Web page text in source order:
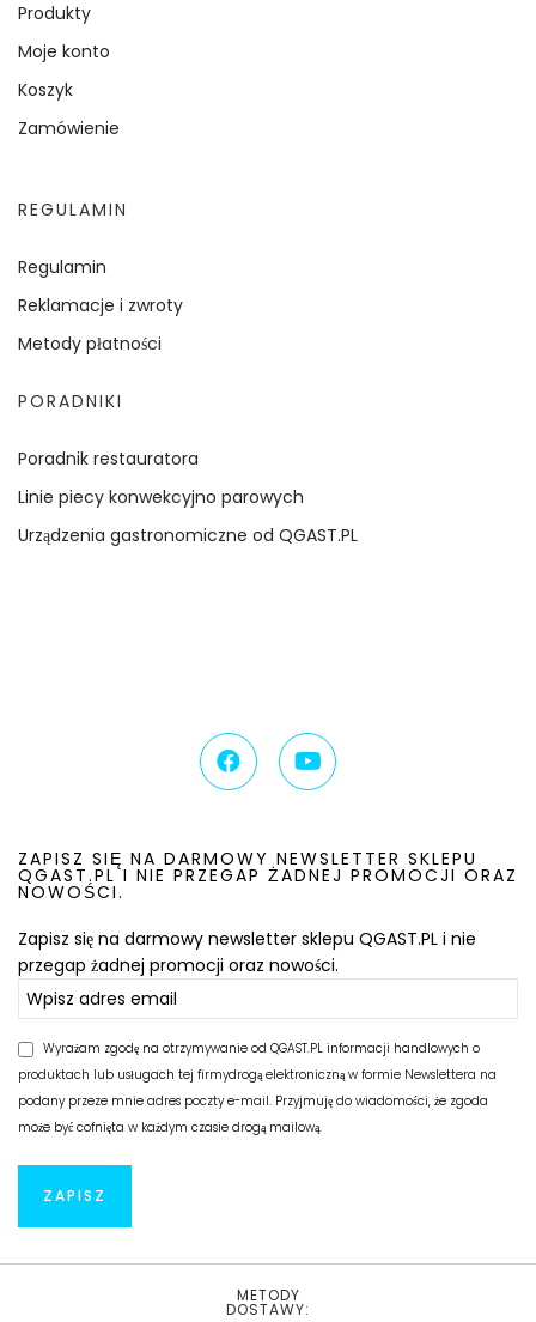
Produkty
Moje konto
Koszyk
Zamówienie
REGULAMIN
Regulamin
Reklamacje i zwroty
Metody płatności
PORADNIKI
Poradnik restauratora
Linie piecy konwekcyjno parowych
Urządzenia gastronomiczne od QGAST.PL
ZAPISZ SIĘ NA DARMOWY NEWSLETTER SKLEPU
QGAST.PL I NIE PRZEGAP ŻADNEJ PROMOCJI ORAZ
NOWOŚCI.
Zapisz się na darmowy newsletter sklepu QGAST.PL i nie
przegap żadnej promocji oraz nowości.
Wyrażam zgodę na otrzymywanie od QGAST.PL informacji handlowych o
produktach lub usługach tej firmydrogą elektroniczną w formie Newslettera na
podany przeze mnie adres poczty e-mail. Przyjmuję do wiadomości, że zgoda
może być cofnięta w każdym czasie drogą mailową.
METODY
DOSTAWY: